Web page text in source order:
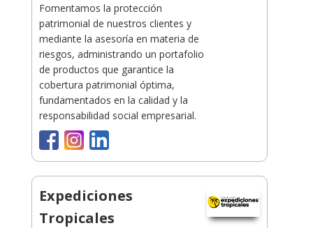
Fomentamos la protección
patrimonial de nuestros clientes y
mediante la asesoría en materia de
riesgos, administrando un portafolio
de productos que garantice la
cobertura patrimonial óptima,
fundamentados en la calidad y la
responsabilidad social empresarial.
Expediciones
Tropicales